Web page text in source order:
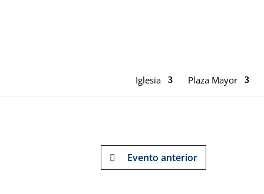
Iglesia Plaza Mayor
Evento anterior